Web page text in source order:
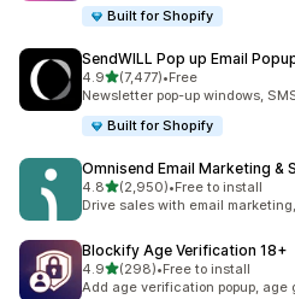
Built for Shopify
SendWILL Pop up Email
4.9เต็ม 5 ดาว
(7,477)
ทั้งหมด 7477 รีวิว
•Free
Newsletter pop-up windows,
Built for Shopify
Omnisend Email Marketing &
4.8เต็ม 5 ดาว
(2,950)
ทั้งหมด 2950 รีวิว
•Free to install
Drive sales with email
Blockify Age Verification 18+
4.9เต็ม 5 ดาว
(298)
ทั้งหมด 298 รีวิว
•Free to install
Add age verification popup, age